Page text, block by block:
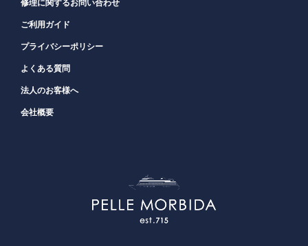
修理に関するお問い合わせ
ご利用ガイド
プライバシーポリシー
よくある質問
法人のお客様へ
会社概要